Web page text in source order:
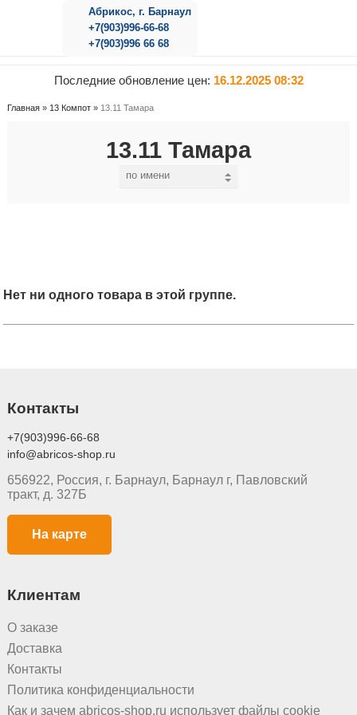
Абрикос, г. Барнаул
+7(903)996-66-68
+7(903)996 66 68
Последние обновление цен: 16.12.2025 08:32
Главная» 13 Компот» 13.11 Тамара
13.11 Тамара
Нет ни одного товара в этой группе.
Контакты
+7(903)996-66-68
info@abricos-shop.ru
656922, Россия, г. Барнаул, Барнаул г, Павловский
тракт, д. 327Б
На карте
Клиентам
О заказе
Доставка
Контакты
Политика конфиденциальности
Как и зачем abricos-shop.ru использует файлы cookie